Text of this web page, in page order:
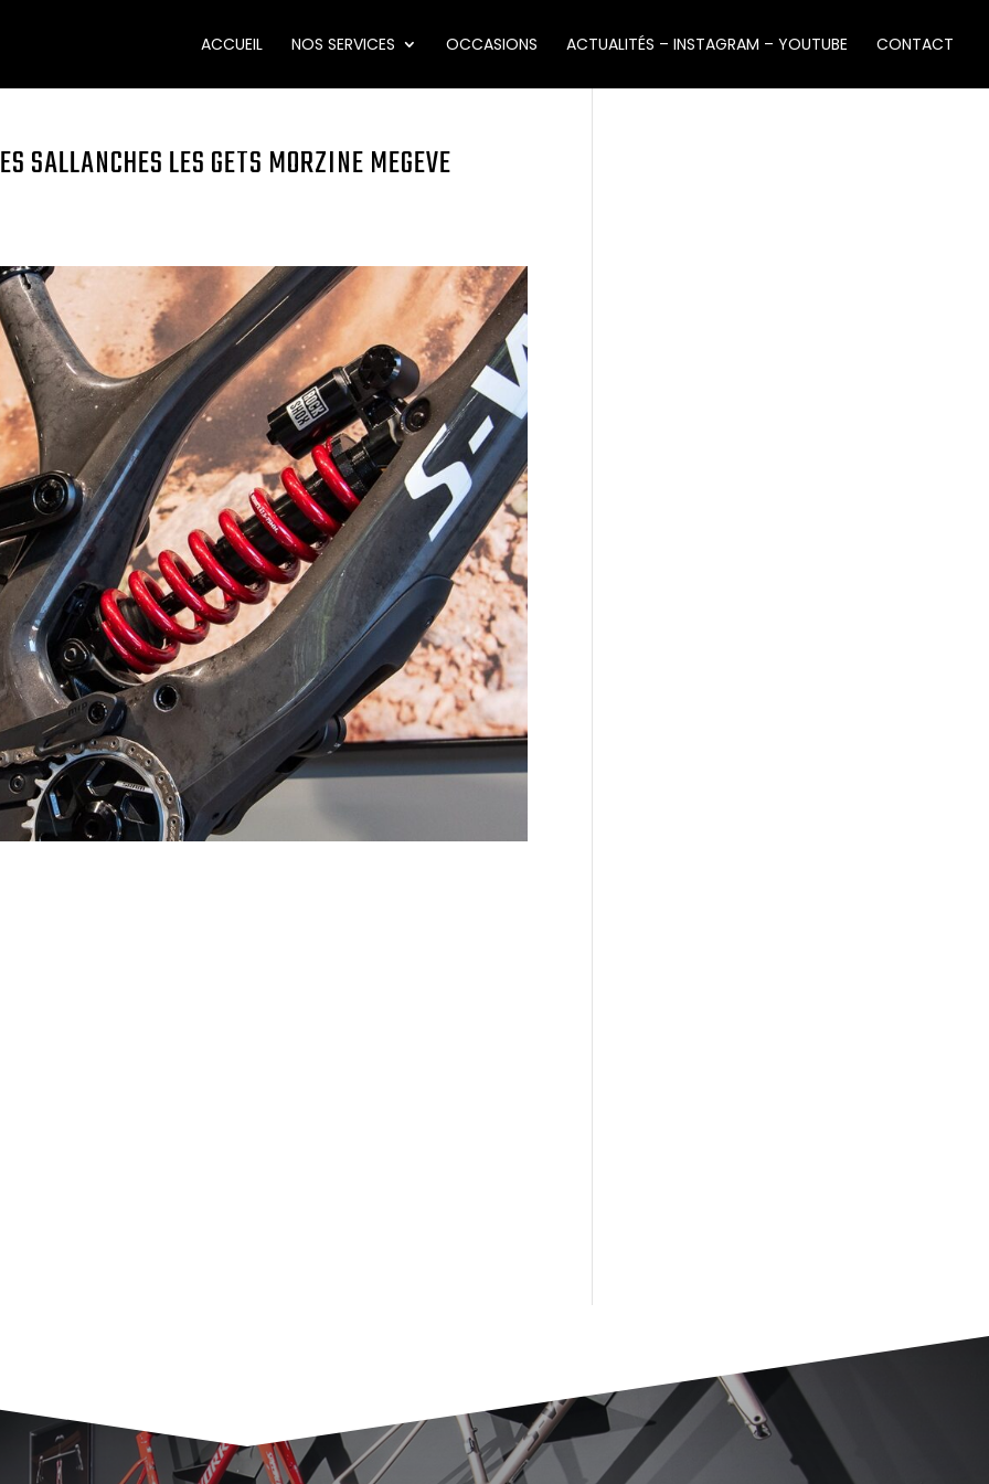
ACCUEIL NOS SERVICES OCCASIONS ACTUALITÉS – INSTAGRAM – YOUTUBE CONTACT
SALLANCHES LES GETS MORZINE MEGEVE